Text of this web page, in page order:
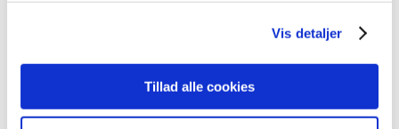
Vis detaljer
Tillad alle cookies
TID